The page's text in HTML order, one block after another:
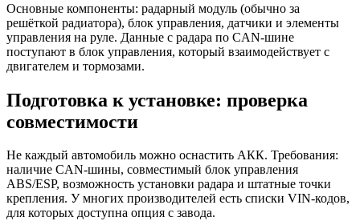
Основные компоненты: радарный модуль (обычно за
решёткой радиатора), блок управления, датчики и элементы
управления на руле. Данные с радара по CAN-шине
поступают в блок управления, который взаимодействует с
двигателем и тормозами.
Подготовка к установке: проверка
совместимости
Не каждый автомобиль можно оснастить АКК. Требования:
наличие CAN-шины, совместимый блок управления
ABS/ESP, возможность установки радара и штатные точки
крепления. У многих производителей есть списки VIN-кодов,
для которых доступна опция с завода.